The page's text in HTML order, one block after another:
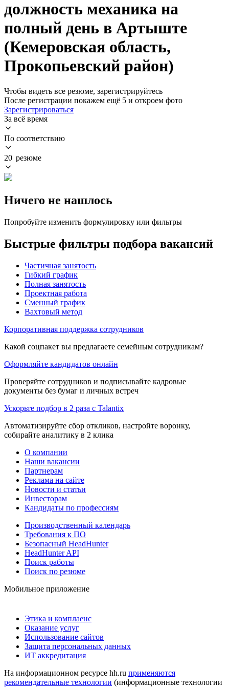
должность механика на
полный день в Артыште
(Кемеровская область,
Прокопьевский район)
Чтобы видеть все резюме, зарегистрируйтесь
После регистрации покажем ещё 5 и откроем фото
Зарегистрироваться
За всё время
По соответствию
20 резюме
Ничего не нашлось
Попробуйте изменить формулировку или фильтры
Быстрые фильтры подбора вакансий
Частичная занятость
Гибкий график
Полная занятость
Проектная работа
Сменный график
Вахтовый метод
Корпоративная поддержка сотрудников
Какой соцпакет вы предлагаете семейным сотрудникам?
Оформляйте кандидатов онлайн
Проверяйте сотрудников и подписывайте кадровые
документы без бумаг и личных встреч
Ускорьте подбор в 2 раза с Talantix
Автоматизируйте сбор откликов, настройте воронку,
собирайте аналитику в 2 клика
О компании
Наши вакансии
Партнерам
Реклама на сайте
Новости и статьи
Инвесторам
Кандидаты по профессиям
Производственный календарь
Требования к ПО
Безопасный HeadHunter
HeadHunter API
Поиск работы
Поиск по резюме
Мобильное приложение
Этика и комплаенс
Оказание услуг
Использование сайтов
Защита персональных данных
ИТ аккредитация
На информационном ресурсе hh.ru применяются
рекомендательные технологии (информационные технологии